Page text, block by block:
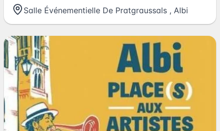
Salle Événementielle De Pratgraussals , Albi